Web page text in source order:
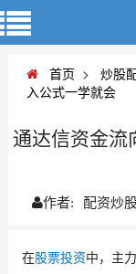
首页 > 炒股
入公式一学就会
通达信资金流
作者: 配资炒
在股票投资中，主